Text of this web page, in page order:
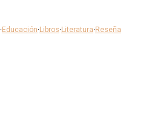
·Educación·Libros·Literatura·Reseña